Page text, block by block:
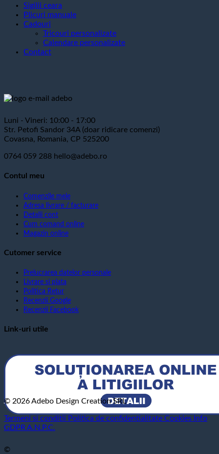
Sigilii ceara
Plicuri manuale
Cadouri
Tricouri personalizate
Calendare personalizate
Contact
Luni - Vineri: 10:00 - 17:00
Str. Petofi Sandor 34A (doar ridicare comenzi)
Covasna, Romania, CP 525200
0764 059 288 hello@adebo.ro
Contul meu
Comenzile mele
Adresa livrare / facturare
Detalii cont
Cum comand online
Magazin online
Cutomer service
Prelucrarea datelor personale
Livrare si plata
Politica Retur
Recenzii Google
Recenzii Facebook
Link-uri utile
© 2026 Adebo Design Creation SRL
Termeni si conditii Politica de confidentialitate Cookies Info
GDPR A.N.P.C.
©